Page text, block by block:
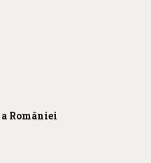
a României